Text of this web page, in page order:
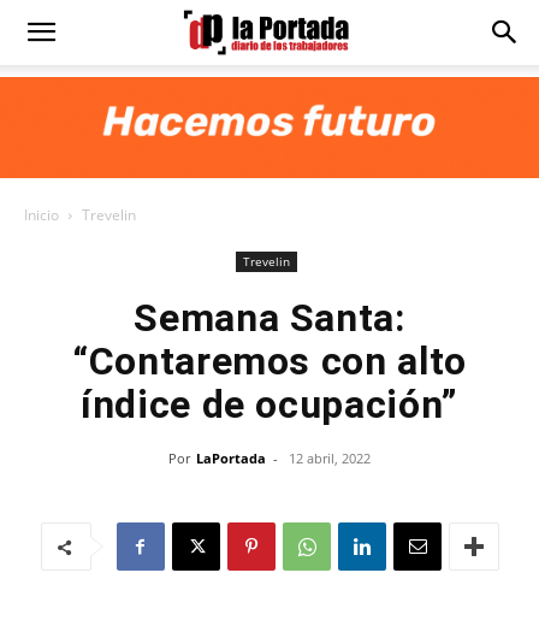
Diario
Inicio Trevelin
Trevelin
Semana Santa:
“Contaremos con alto
índice de ocupación”
Por LaPortada - 12 abril, 2022